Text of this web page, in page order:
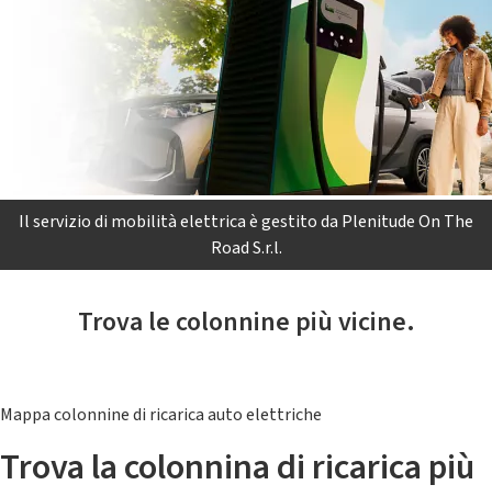
Il servizio di mobilità elettrica è gestito da Plenitude On The
Road S.r.l.
Trova le colonnine più vicine.
Mappa colonnine di ricarica auto elettriche
Trova la colonnina di ricarica più